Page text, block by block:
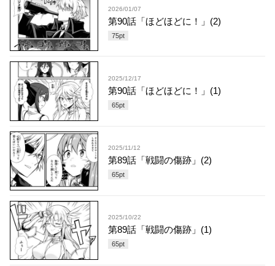
2026/01/07
第90話「ほどほどに！」(2)
75pt
2025/12/17
第90話「ほどほどに！」(1)
65pt
2025/11/12
第89話「戦闘の傷跡」(2)
65pt
2025/10/22
第89話「戦闘の傷跡」(1)
65pt